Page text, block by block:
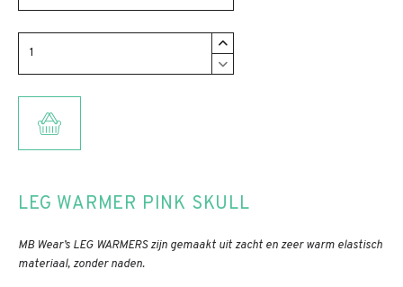
LEG WARMER PINK SKULL
MB Wear’s LEG WARMERS zijn gemaakt uit zacht en zeer warm elastisch
materiaal, zonder naden.